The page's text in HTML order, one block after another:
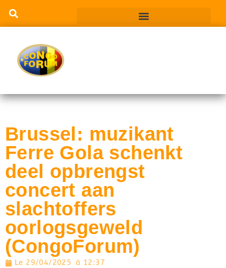
Brussel: muzikant
Ferre Gola schenkt
deel opbrengst
concert aan
slachtoffers
oorlogsgeweld
(CongoForum)
Le 29/04/2025 à 12:37